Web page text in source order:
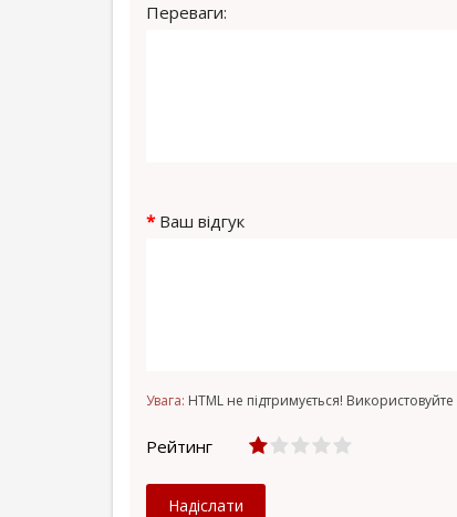
Переваги:
Ваш відгук
Увага: HTML не підтримується!
Рейтинг
Надіслати